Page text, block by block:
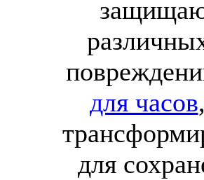
для часов
для